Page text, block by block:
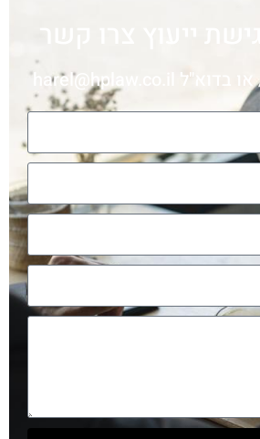
ייעוץ צרו קשר
בדוא"ל harel@hplaw.co.il